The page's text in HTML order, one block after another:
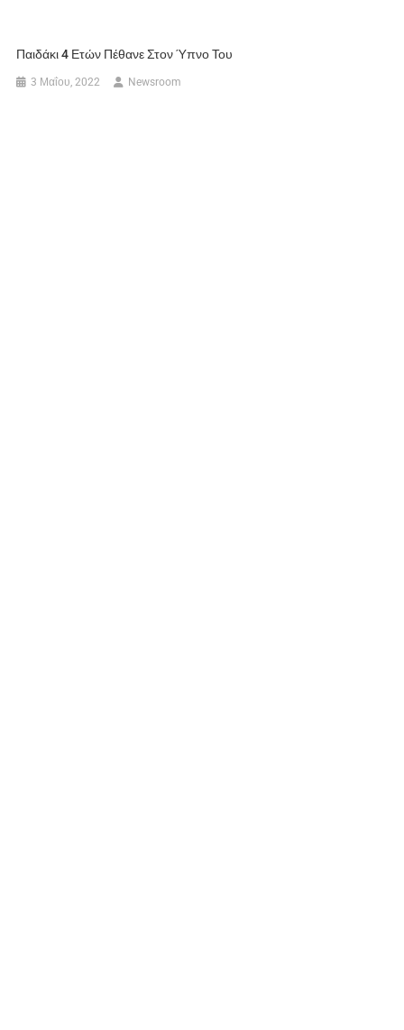
Παιδάκι 4 Ετών Πέθανε Στον Ύπνο Του
3 Μαΐου, 2022 Newsroom